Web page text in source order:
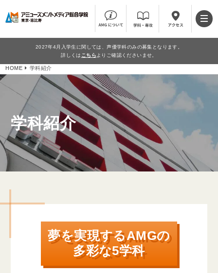
2027年4月入学生に関しては、声優学科のみの募集となります。
詳しくは こちら よりご確認くださいませ。
HOME 学科紹介
学科紹介
夢を実現するAMGの
多彩な5学科